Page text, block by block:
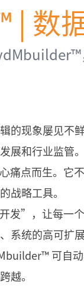
数
现象屡见不
展和行业监管
点而生。它
战略工具。
”，让每一个
系统的高可扩
可自动
。